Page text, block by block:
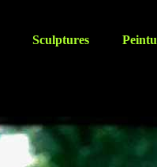
Sculptures